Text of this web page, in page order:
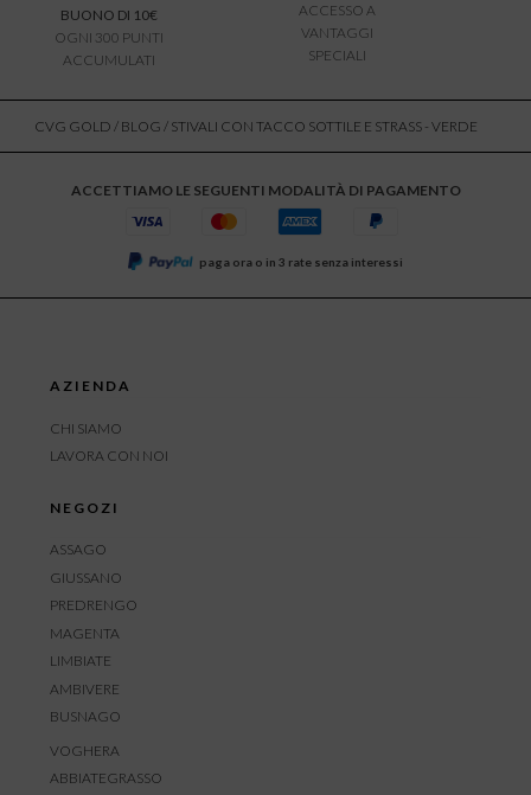
BUONO DI 10€
OGNI 300 PUNTI
ACCUMULATI
ACCESSO A
VANTAGGI
SPECIALI
CVG GOLD / BLOG / STIVALI CON TACCO SOTTILE E STRASS - VERDE
ACCETTIAMO LE SEGUENTI MODALITÀ DI PAGAMENTO
paga ora o in 3 rate senza interessi
AZIENDA
CHI SIAMO
LAVORA CON NOI
NEGOZI
ASSAGO
GIUSSANO
PREDRENGO
MAGENTA
LIMBIATE
AMBIVERE
BUSNAGO
VOGHERA
ABBIATEGRASSO